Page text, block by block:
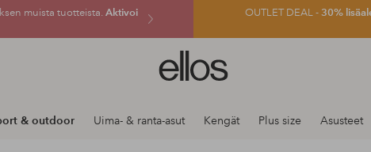
muista tuotteista. Aktivoi
OUTLET DEAL -30%
Ellos-
logo
siirry
& outdoor Uima- & ranta-asut Kengät Plus size Asusteet